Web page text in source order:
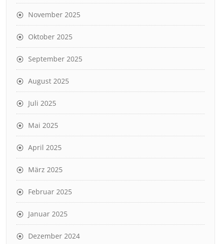
November 2025
Oktober 2025
September 2025
August 2025
Juli 2025
Mai 2025
April 2025
März 2025
Februar 2025
Januar 2025
Dezember 2024